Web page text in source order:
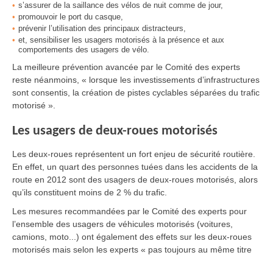
s’assurer de la saillance des vélos de nuit comme de jour,
promouvoir le port du casque,
prévenir l’utilisation des principaux distracteurs,
et, sensibiliser les usagers motorisés à la présence et aux
comportements des usagers de vélo.
La meilleure prévention avancée par le Comité des experts
reste néanmoins, « lorsque les investissements d’infrastructures
sont consentis, la création de pistes cyclables séparées du trafic
motorisé ».
Les usagers de deux-roues motorisés
Les deux-roues représentent un fort enjeu de sécurité routière.
En effet, un quart des personnes tuées dans les accidents de la
route en 2012 sont des usagers de deux-roues motorisés, alors
qu’ils constituent moins de 2 % du trafic.
Les mesures recommandées par le Comité des experts pour
l’ensemble des usagers de véhicules motorisés (voitures,
camions, moto...) ont également des effets sur les deux-roues
motorisés mais selon les experts « pas toujours au même titre